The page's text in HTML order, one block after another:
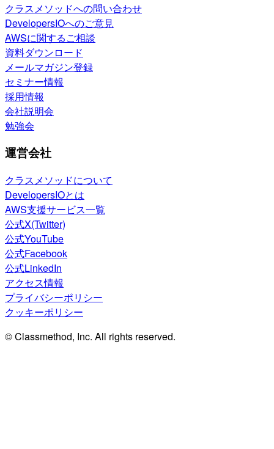
クラスメソッドへの問い合わせ
DevelopersIOへのご意見
AWSに関するご相談
資料ダウンロード
メールマガジン登録
セミナー情報
採用情報
会社説明会
勉強会
運営会社
クラスメソッドについて
DevelopersIOとは
AWS支援サービス一覧
公式X(Twitter)
公式YouTube
公式Facebook
公式LinkedIn
アクセス情報
プライバシーポリシー
クッキーポリシー
© Classmethod, Inc. All rights reserved.